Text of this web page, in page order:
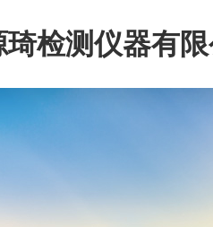
琦检测仪器有